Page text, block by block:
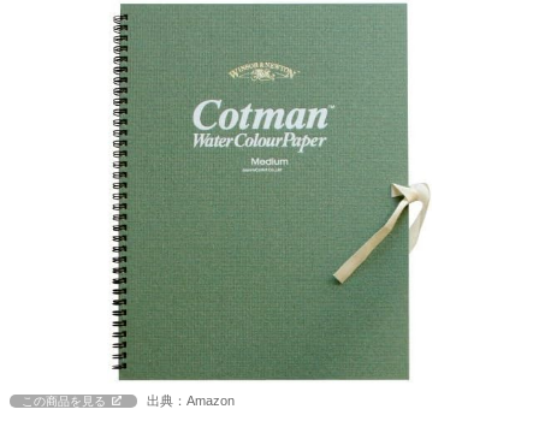
この商品を見る 出典：Amazon